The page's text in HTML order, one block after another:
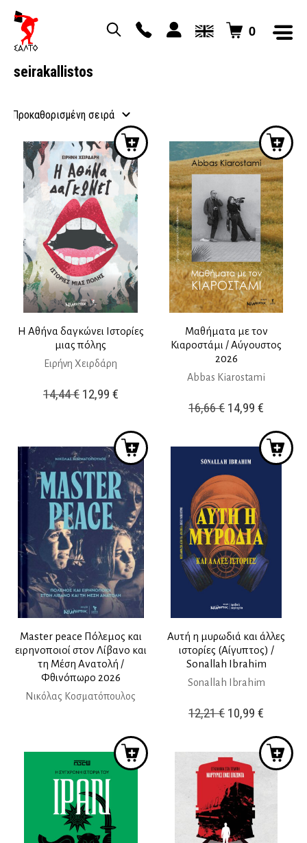
0
seirakallistos
Η Αθήνα δαγκώνει Ιστορίες
μιας πόλης
Ειρήνη Χειρδάρη
14,44€ Original
14,44 €.
12,99 €Η
τιμή
είναι:
12,99 €.
Μαθήματα με τον
Κιαροστάμι / Αύγουστος
2026
Abbas Kiarostami
16,66€ Original
was:
16,66 €.
14,99€
τιμή
είναι:
Master peace Πόλεμος και
ειρηνοποιοί στον Λίβανο και
τη Μέση Ανατολή /
Φθινόπωρο 2026
Νικόλας Κοσματόπουλος
Αυτή η μυρωδιά και άλλες
ιστορίες (Αίγυπτος) /
Sonallah Ibrahim
Sonallah Ibrahim
12,21€ Original
was:
12,21 €.
10,99€
τιμή
είναι:
10,99 €.